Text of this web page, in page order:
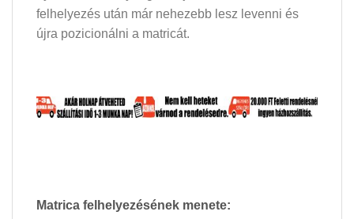
felhelyezés után már nehezebb lesz levenni és
újra pozicionálni a matricát.
Matrica felhelyezésének menete: